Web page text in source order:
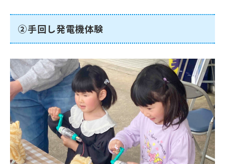
②手回し発電機体験